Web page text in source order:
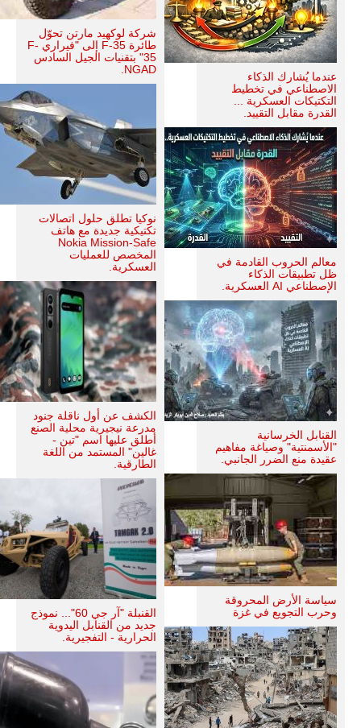
عندما يُشارك الذكاء
الاصطناعي في تخطيط
التكتيكات العسكرية ...
القدرة مقابل التقييد.
معالم الحروب القادمة في
ظل تطبيقات الذكاء
الإصطناعي AI العسكرية.
القنابل الخرسانية
"الأسمنتية" وصياغة مفاهيم
عقيدة منع الضرر الجانبي.
سياسة الأرض المحروقة
وحرب التجويع في غزة
شركة لوكهيد مارتن تحوّل
طائرة F-35 إلى "فيراري F-
35" بتقنيات الجيل السادس
NGAD.
نوكيا تطلق حلول اتصالات
تكتيكية جديدة مع هاتف
Nokia Mission-Safe
المخصص للعمليات
العسكرية.
الكشف عن أول ناقلة جنود
مدرعة نيجيرية محلية الصنع
أطلق عليها اسم "تين -
غالين" المستمد من اللغة
الطارقية.
القنبلة "آر جي 60"... نموذج
جديد من القنابل اليدوية
الحرارية - التفجيرية.